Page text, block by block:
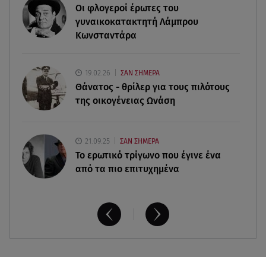
06.08.26 , 17:53
Αμαλία Κωστοπούλου: Συνεχίζει τις διακοπές της
στο κοσμοπολίτικο Κάπρι
06.08.26 , 17:43
Συμφωνία Ιράν – Ομάν για τα Στενά του Ορμούζ
Οι φλογεροί έρωτες του
γυναικοκατακτητή Λάμπρου
Κωνσταντάρα
19.02.26 ΣΑΝ ΣΗΜΕΡΑ
Θάνατος - θρίλερ για τους πιλότους
της οικογένειας Ωνάση
21.09.25 ΣΑΝ ΣΗΜΕΡΑ
Το ερωτικό τρίγωνο που έγινε ένα
από τα πιο επιτυχημένα